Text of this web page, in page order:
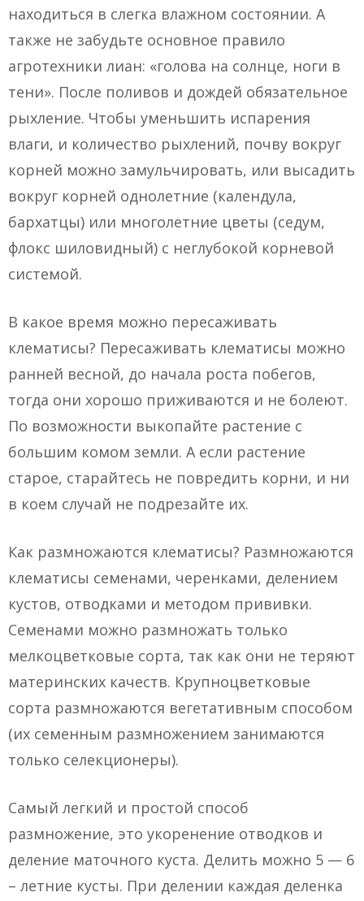
находиться в слегка влажном состоянии. А
также не забудьте основное правило
агротехники лиан: «голова на солнце, ноги в
тени». После поливов и дождей обязательное
рыхление. Чтобы уменьшить испарения
влаги, и количество рыхлений, почву вокруг
корней можно замульчировать, или высадить
вокруг корней однолетние (календула,
бархатцы) или многолетние цветы (седум,
флокс шиловидный) с неглубокой корневой
системой.
В какое время можно пересаживать
клематисы? Пересаживать клематисы можно
ранней весной, до начала роста побегов,
тогда они хорошо приживаются и не болеют.
По возможности выкопайте растение с
большим комом земли. А если растение
старое, старайтесь не повредить корни, и ни
в коем случай не подрезайте их.
Как размножаются клематисы? Размножаются
клематисы семенами, черенками, делением
кустов, отводками и методом прививки.
Семенами можно размножать только
мелкоцветковые сорта, так как они не теряют
материнских качеств. Крупноцветковые
сорта размножаются вегетативным способом
(их семенным размножением занимаются
только селекционеры).
Самый легкий и простой способ
размножение, это укоренение отводков и
деление маточного куста. Делить можно 5 — 6
– летние кусты. При делении каждая деленка